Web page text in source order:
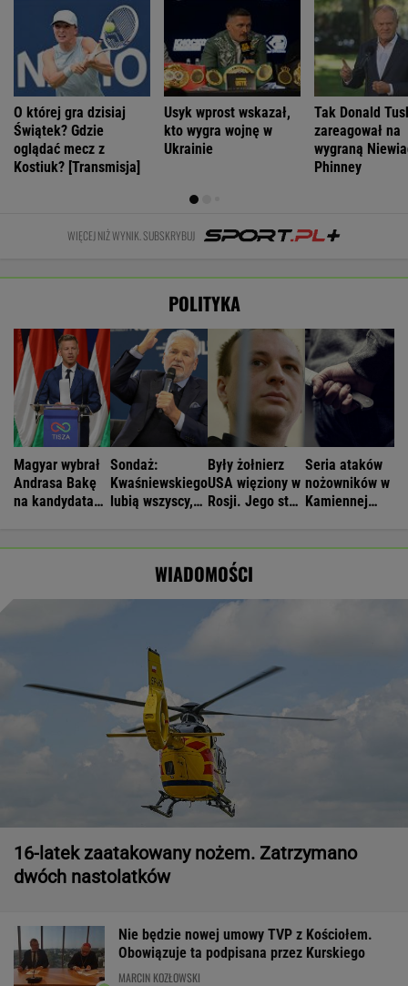
O której gra dzisiaj
Świątek? Gdzie
oglądać mecz z
Kostiuk? [Transmisja]
Usyk wprost wskazał,
kto wygra wojnę w
Ukrainie
Tak Donald
zareagował na
wygraną
Phinney
WIĘCEJ NIŻ WYNIK. SUBSKRYBUJ
POLITYKA
Magyar wybrał
Andrasa Bakę
na kandydata
Sondaż:
Kwaśniewskiego
lubią wszyscy,
Były żołnierz
USA więziony w
Rosji. Jego stan
Seria ataków
nożowników w
Kamiennej
WIADOMOŚCI
16-latek zaatakowany nożem. Zatrzymano
dwóch nastolatków
Nie będzie nowej umowy TVP z Kościołem.
Obowiązuje ta podpisana przez Kurskiego
MARCIN KOZŁOWSKI